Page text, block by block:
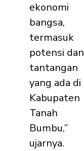
ekonomi
bangsa,
termasuk
potensi dan
tantangan
yang ada di
Kabupaten
Tanah
Bumbu,”
ujarnya.